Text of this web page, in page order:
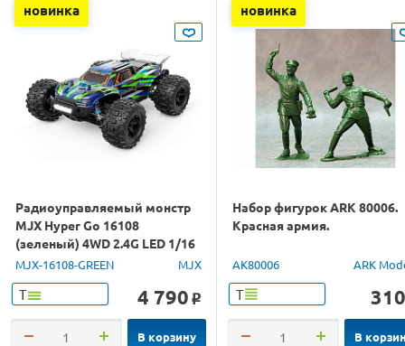
новинка
Радиоуправляемый монстр
MJX Hyper Go 16108
(зеленый) 4WD 2.4G LED 1/16
RTR
MJX-16108-GREEN MJX
Т 4 790 o
В корзину
новинка
Набор фигурок ARK 80006.
Красная армия.
AK80006 ARK
Т 310
В